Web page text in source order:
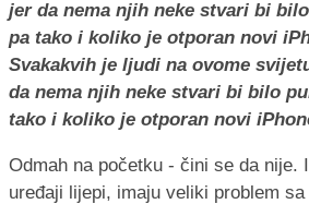
Svakakvih je ljudi na ovome
da nema njih neke stvari bi bilo
tako i koliko je otporan novi
Odmah na početku - čini se da nije.
uređaji lijepi, imaju veliki problem